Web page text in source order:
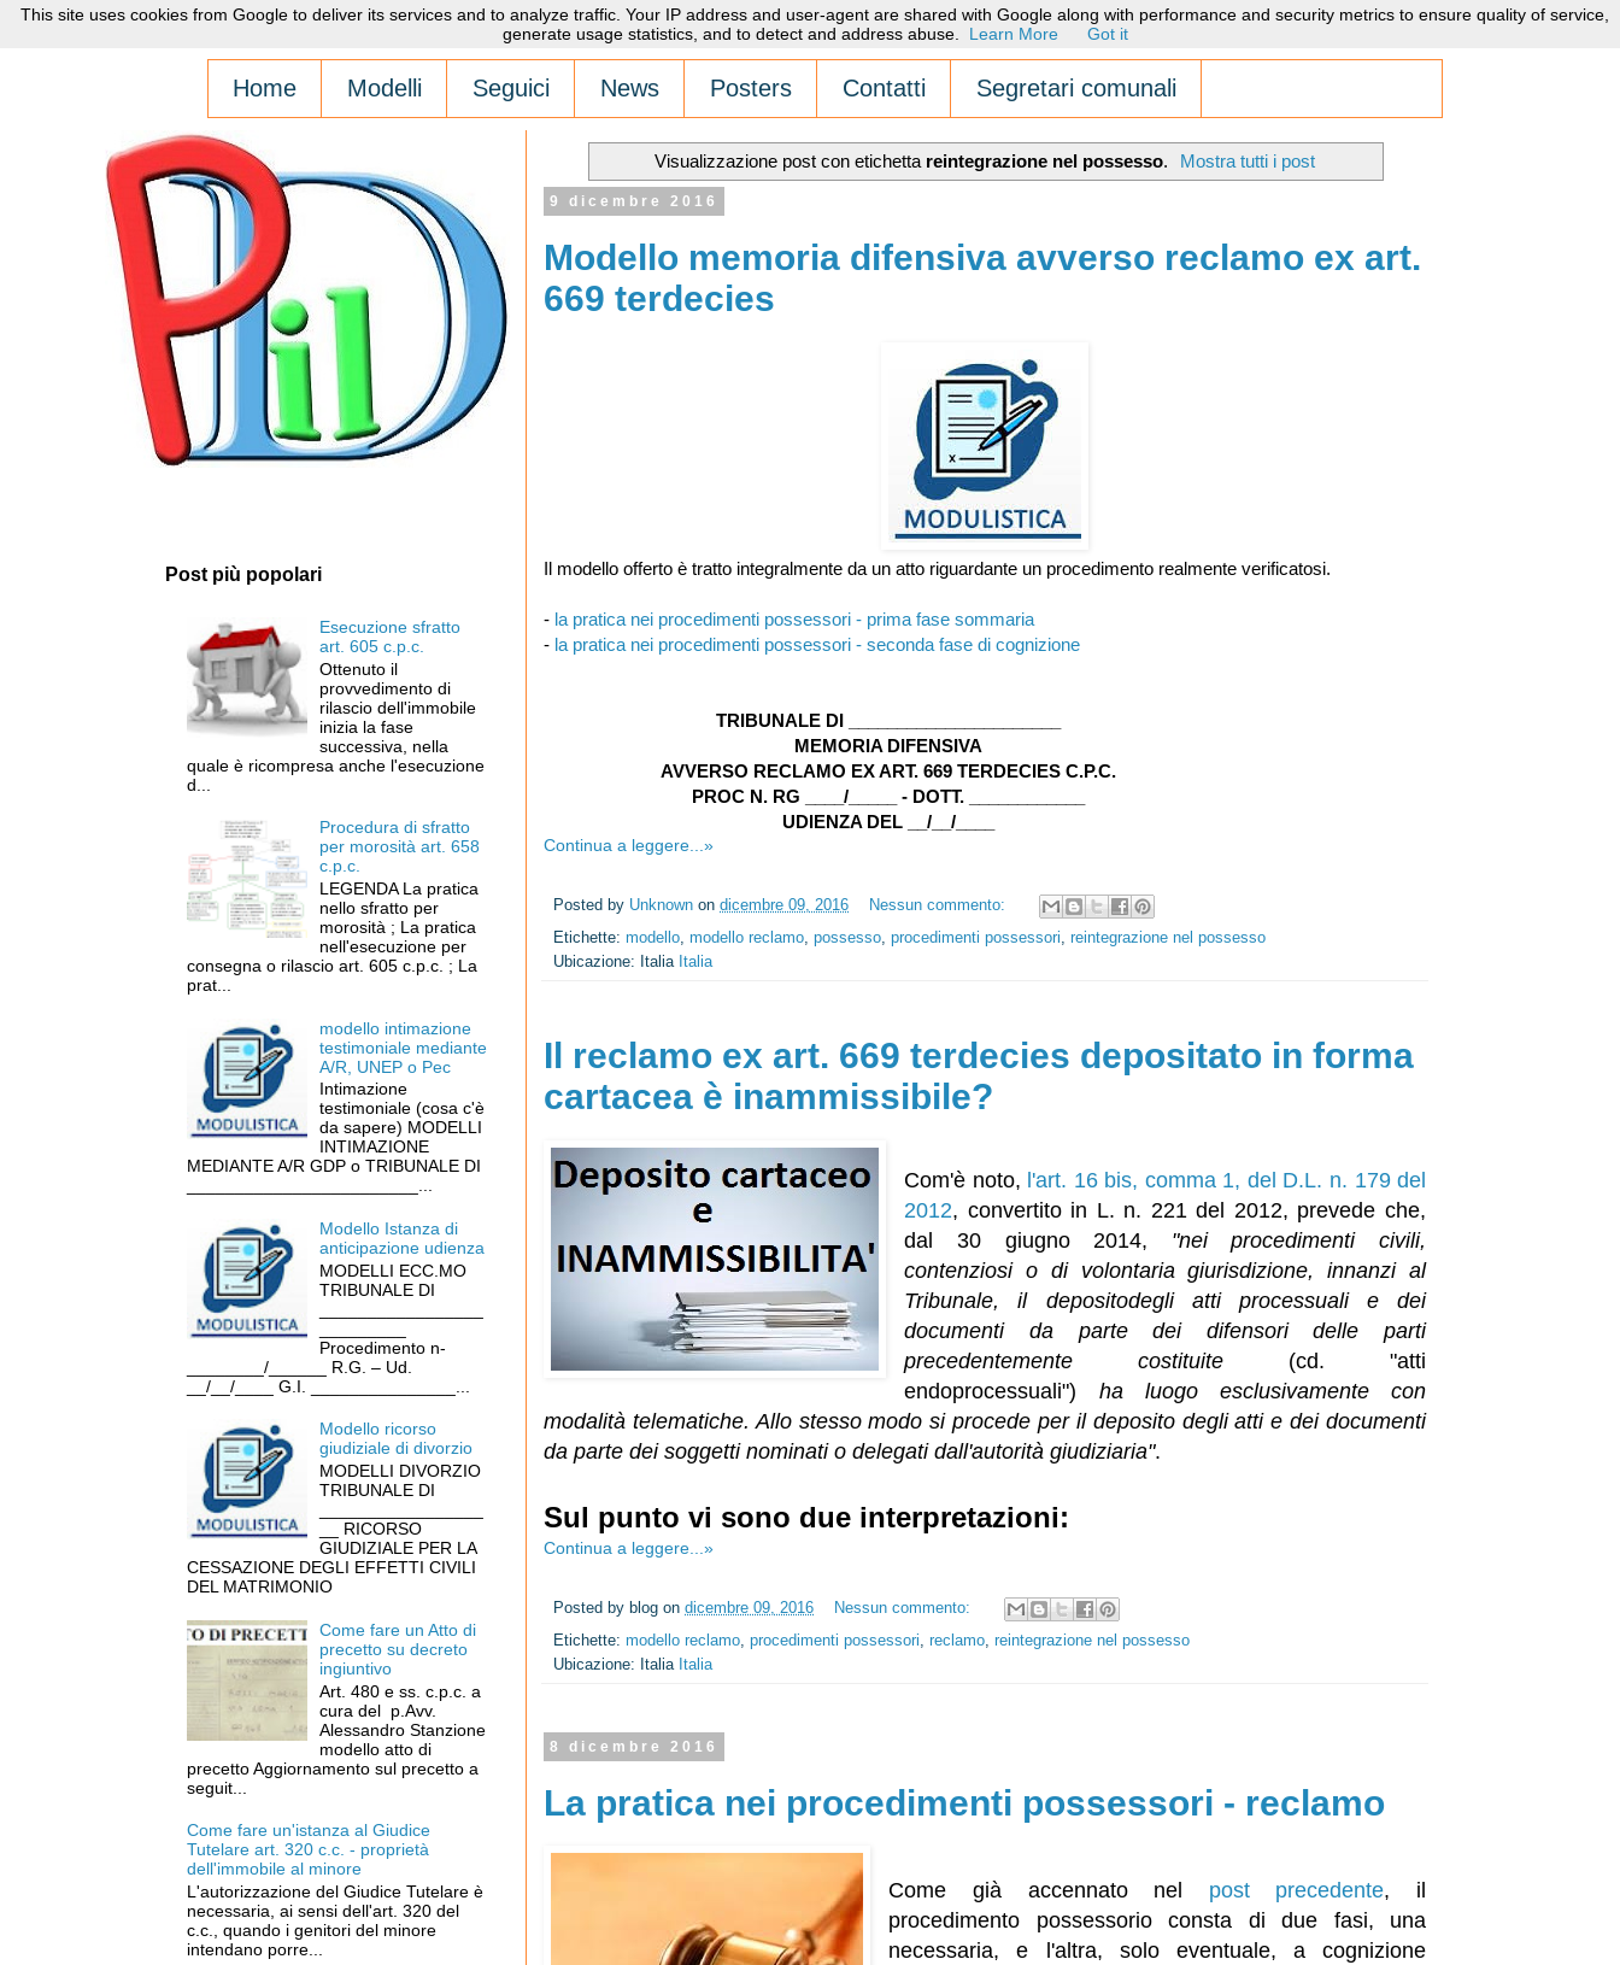
Home Modelli Seguici News Posters Contatti Segretari comunali
Visualizzazione post con etichetta reintegrazione nel possesso. Mostra tutti i post
9 dicembre 2016
Modello memoria difensiva avverso reclamo ex art.
669 terdecies
Il modello offerto è tratto integralmente da un atto riguardante un procedimento realmente verificatosi.
- la pratica nei procedimenti possessori - prima fase sommaria
- la pratica nei procedimenti possessori - seconda fase di cognizione
TRIBUNALE DI ______________________
MEMORIA DIFENSIVA
AVVERSO RECLAMO EX ART. 669 TERDECIES C.P.C.
PROC N. RG ____/_____ - DOTT. ____________
UDIENZA DEL __/__/____
Continua a leggere...»
Posted by Unknown on dicembre 09, 2016
Nessun commento:
Etichette: modello, modello reclamo, possesso, procedimenti possessori, reintegrazione nel possesso
Ubicazione: Italia Italia
Il reclamo ex art. 669 terdecies depositato in forma
cartacea è inammissibile?
Com'è noto, l'art. 16 bis, comma 1, del D.L. n. 179 del
2012, convertito in L. n. 221 del 2012, prevede che,
dal 30 giugno 2014, "nei procedimenti civili,
contenziosi o di volontaria giurisdizione, innanzi al
Tribunale, il depositodegli atti processuali e dei
documenti da parte dei difensori delle parti
precedentemente costituite (cd. "atti
endoprocessuali") ha luogo esclusivamente con
modalità telematiche. Allo stesso modo si procede per il deposito degli atti e dei documenti
da parte dei soggetti nominati o delegati dall'autorità giudiziaria".
Sul punto vi sono due interpretazioni:
Continua a leggere...»
Posted by blog on dicembre 09, 2016
Nessun commento:
Etichette: modello reclamo, procedimenti possessori, reclamo, reintegrazione nel possesso
Ubicazione: Italia Italia
8 dicembre 2016
La pratica nei procedimenti possessori - reclamo
Come già accennato nel post precedente, il
procedimento possessorio consta di due fasi, una
necessaria, e l'altra, solo eventuale, a cognizione
Post più popolari
Esecuzione sfratto
art. 605 c.p.c.
Ottenuto il
provvedimento di
rilascio dell'immobile
inizia la fase
successiva, nella
quale è ricompresa anche l'esecuzione
d...
Procedura di sfratto
per morosità art. 658
c.p.c.
LEGENDA La pratica
nello sfratto per
morosità ; La pratica
nell'esecuzione per
consegna o rilascio art. 605 c.p.c. ; La
prat...
modello intimazione
testimoniale mediante
A/R, UNEP o Pec
Intimazione
testimoniale (cosa c'è
da sapere) MODELLI
INTIMAZIONE
MEDIANTE A/R GDP o TRIBUNALE DI
________________________...
Modello Istanza di
anticipazione udienza
MODELLI ECC.MO
TRIBUNALE DI
Procedimento n-
________/______ R.G. – Ud.
__/__/____ G.I. _______________...
Modello ricorso
giudiziale di divorzio
MODELLI DIVORZIO
TRIBUNALE DI
__ RICORSO
GIUDIZIALE PER LA
CESSAZIONE DEGLI EFFETTI CIVILI
DEL MATRIMONIO
Come fare un Atto di
precetto su decreto
ingiuntivo
Art. 480 e ss. c.p.c. a
cura del p.Avv.
Alessandro Stanzione
modello atto di
precetto Aggiornamento sul precetto a
seguit...
Come fare un'istanza al Giudice
Tutelare art. 320 c.c. - proprietà
dell'immobile al minore
L'autorizzazione del Giudice Tutelare è
necessaria, ai sensi dell'art. 320 del
c.c., quando i genitori del minore
intendano porre...
This site uses cookies from Google to deliver its services and to analyze traffic. Your IP address and user-agent are shared with Google along with performance and security metrics to ensure quality of service,
generate usage statistics, and to detect and address abuse.
Learn More Got it